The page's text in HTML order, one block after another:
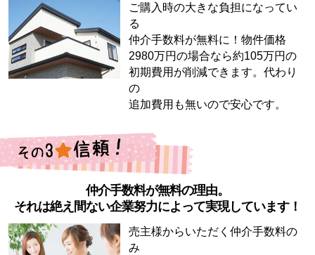
ご購入時の大きな負担になってい
る
仲介手数料が無料に！物件価格
2980万円の場合なら約105万円の
初期費用が削減できます。代わり
の
追加費用も無いので安心です。
仲介手数料が無料の理由。
それは絶え間ない企業努力によって実現しています！
売主様からいただく仲介手数料の
み